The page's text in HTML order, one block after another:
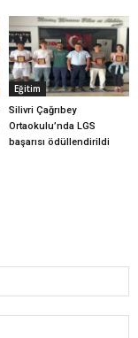
Eğitim
Silivri Çağrıbey
Ortaokulu’nda LGS
başarısı ödüllendirildi